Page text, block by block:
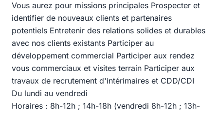
Vous aurez pour missions principales Prospecter et
identifier de nouveaux clients et partenaires
potentiels Entretenir des relations solides et durables
avec nos clients existants Participer au
développement commercial Participer aux rendez
vous commerciaux et visites terrain Participer aux
travaux de recrutement d'intérimaires et CDD/CDI
Du lundi au vendredi
Horaires : 8h-12h ; 14h-18h (vendredi 8h-12h ; 13h-